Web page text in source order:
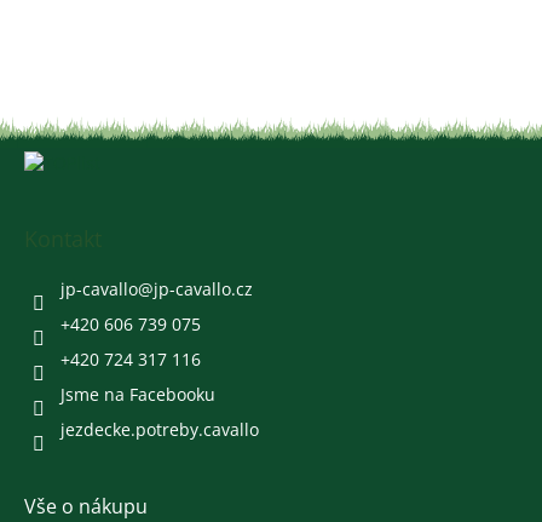
jp-cavallo@jp-cavallo.cz
+420 606 739 075
+420 724 317 116
Jsme na Facebooku
jezdecke.potreby.cavallo
Vše o nákupu